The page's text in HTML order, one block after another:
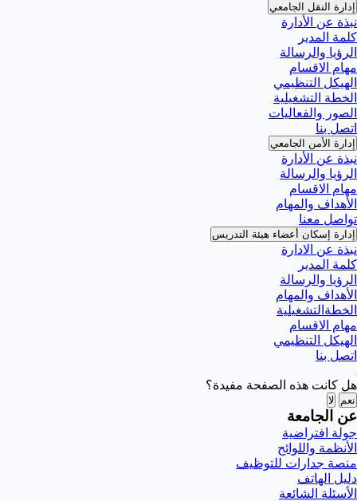
إدارة النقل الجامعي
نبذة عن الأدارة
كلمة المدير
الرؤيا والرسالة
مهام الاقسام
الهيكل التنظيمي
الخطة التشغيلية
الصور والفعاليات
اتصل بنا
إدارة الأمن الجامعي
نبذة عن الأدارة
الرؤيا والرسالة
مهام الاقسام
الأهداف والمهام
تواصل معنا
إدارة إسكان أعضاء هيئة التدريس
نبذة عن الادارة
كلمة المدير
الرؤيا والرسالة
الأهداف والمهام
الخطةالتشغيلية
مهام الاقسام
الهيكل التنظيمي
اتصل بنا
هل كانت هذه الصفحة مفيدة؟
نعم لا
عن الجامعة
جولة افتراضية
الأنظمة واللوائح
منصة جدارات للتوظيف
دليل الهاتف
الأسئلة الشائعة